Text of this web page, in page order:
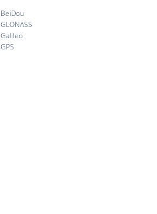
BeiDou
GLONASS
Galileo
GPS